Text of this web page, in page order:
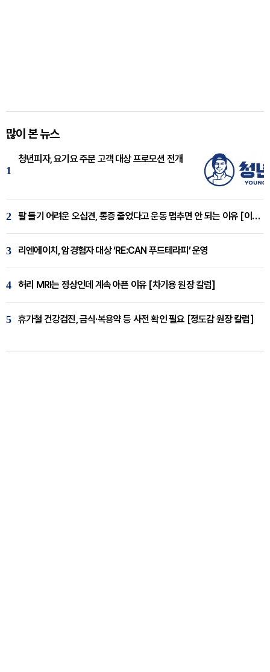
많이 본 뉴스
1
청년피자, 요기요 주문 고객 대상 프로모션 전개
2 팔 들기 어려운 오십견, 통증 줄었다고 운동 멈추면 안 되는 이유 [이병욱 원장 칼럼]
3 리엔에이치, 암경험자 대상 ‘RE:CAN 푸드테라피’ 운영
4 허리 MRI는 정상인데 계속 아픈 이유 [차기용 원장 칼럼]
5 휴가철 건강검진, 금식·복용약 등 사전 확인 필요 [정도감 원장 칼럼]